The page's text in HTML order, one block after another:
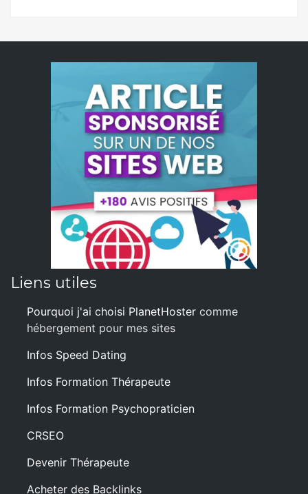
Liens utiles
Pourquoi j'ai choisi PlanetHoster comme
hébergement pour mes sites
Infos Speed Dating
Infos Formation Thérapeute
Infos Formation Psychopraticien
CRSEO
Devenir Thérapeute
Acheter des Backlinks